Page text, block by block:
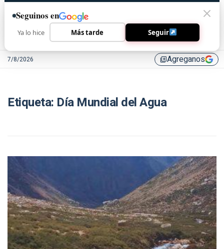
7/8/2026 library_addAgreganos
Etiqueta: Día Mundial del Agua
Seguinos en
Ya lo hice Más tarde Seguir